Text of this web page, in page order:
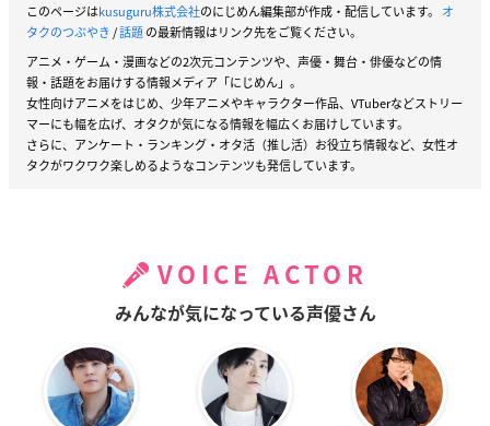
このページはkusuguru株式会社のにじめん編集部が作成・配信しています。 オ
タクのつぶやき/話題の最新情報はリンク先をご覧ください。
アニメ・ゲーム・漫画などの2次元コンテンツや、声優・舞台・俳優などの情
報・話題をお届けする情報メディア「にじめん」。
女性向けアニメをはじめ、少年アニメやキャラクター作品、VTuberなどストリー
マーにも幅を広げ、オタクが気になる情報を幅広くお届けしています。
さらに、アンケート・ランキング・オタ活（推し活）お役立ち情報など、女性オ
タクがワクワク楽しめるようなコンテンツも発信しています。
VOICE ACTOR
みんなが気になっている声優さん